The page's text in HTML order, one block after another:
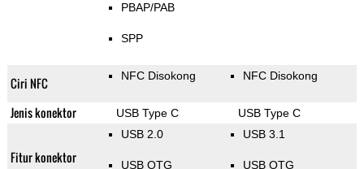
PBAP/PAB
SPP
Ciri NFC NFC Disokong NFC Disokong
Jenis konektor USB Type C USB Type C
Fitur konektor
USB 2.0
USB OTG
USB 3.1
USB OTG